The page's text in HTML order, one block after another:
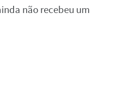
não recebeu um